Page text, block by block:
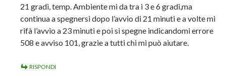
21 gradi, temp. Ambiente mi da tra i 3 e 6 gradi,ma
continua a spegnersi dopo l’avvio di 21 minuti e a volte mi
rifà l’avvio a 23 minuti e poi si spegne indicandomi errore
508 e avviso 101, grazie a tutti chi mi può aiutare.
RISPONDI